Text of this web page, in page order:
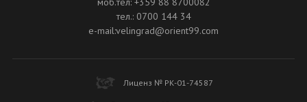
тел.: 0700 144 34
e-mail:velingrad@orient99.com
Лиценз № РК-01-74587